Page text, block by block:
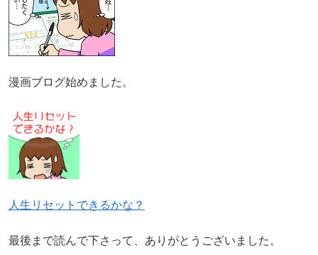
漫画ブログ始めました。
人生リセットできるかな？
最後まで読んで下さって、ありがとうございました。